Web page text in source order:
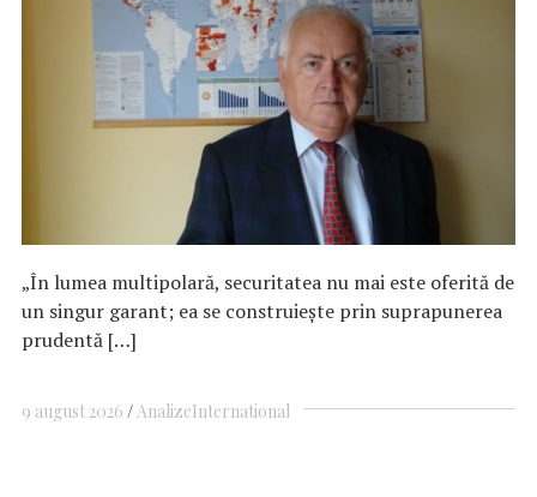
„În lumea multipolară, securitatea nu mai este oferită de
un singur garant; ea se construiește prin suprapunerea
prudentă […]
9 august 2026 AnalizeInternational